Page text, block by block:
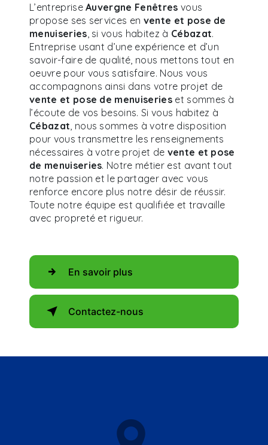
L’entrepriseAuvergne Fenêtres vous
propose ses services en vente et pose de
menuiseries , si vous habitez à Cébazat.
Entreprise usant d’une expérience et d’un
savoir-faire de qualité, nous mettons tout en
oeuvre pour vous satisfaire. Nous vous
accompagnons ainsi dans votre projet de
vente et pose de menuiserieset sommes à
l’écoute de vos besoins. Si vous habitez à
Cébazat , nous sommes à votre disposition
pour vous transmettre les renseignements
nécessaires à votre projet de vente et pose
de menuiseries. Notre métier est avant tout
notre passion et le partager avec vous
renforce encore plus notre désir de réussir.
Toute notre équipe est qualifiée et travaille
avec propreté et rigueur.
En savoir plus
Contactez-nous